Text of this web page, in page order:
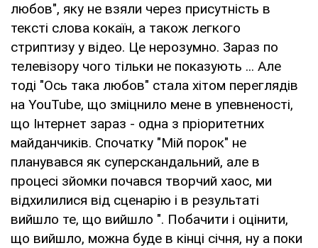
любов", яку не взяли через присутність в
тексті слова кокаїн, а також легкого
стриптизу у відео. Це нерозумно. Зараз по
телевізору чого тільки не показують ... Але
тоді "Ось така любов" стала хітом переглядів
на YouTube, що зміцнило мене в упевненості,
що Інтернет зараз - одна з пріоритетних
майданчиків. Спочатку "Мій порок" не
планувався як суперскандальний, але в
процесі зйомки почався творчий хаос, ми
відхилилися від сценарію і в результаті
вийшло те, що вийшло ". Побачити і оцінити,
що вийшло, можна буде в кінці січня, ну а поки